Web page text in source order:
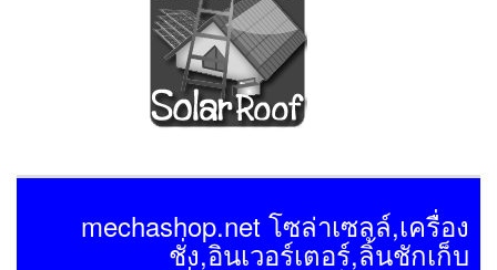
mechashop.net โซล่าเซลล์,เครื่อง
ชั่ง,อินเวอร์เตอร์,ลิ้นชักเก็บ